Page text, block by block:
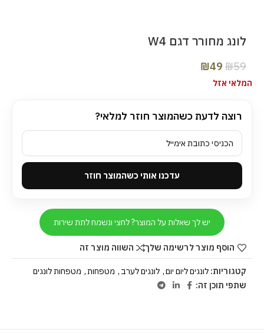
לונג מחורר דגם W4
₪59
₪49
המלאי אזל
רוצה לדעת כשהמוצר חוזר למלאי?
עדכנו אותי כשהמוצר חוזר
יש לך שאלות על המוצר? לחצי ונשמח לתת שירות
הוסף מוצר לרשימה שלך השווה מוצר זה
קטגוריות: לונגים ליום יום, לונגים לערב , מטפחות, מטפחות לונגים
שתפי תוכן זה: